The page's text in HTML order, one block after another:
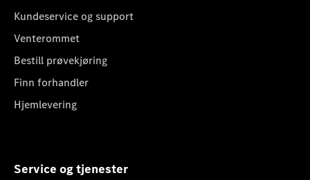
Kundeservice og support
Venterommet
Bestill prøvekjøring
Finn forhandler
Hjemlevering
Service og tjenester